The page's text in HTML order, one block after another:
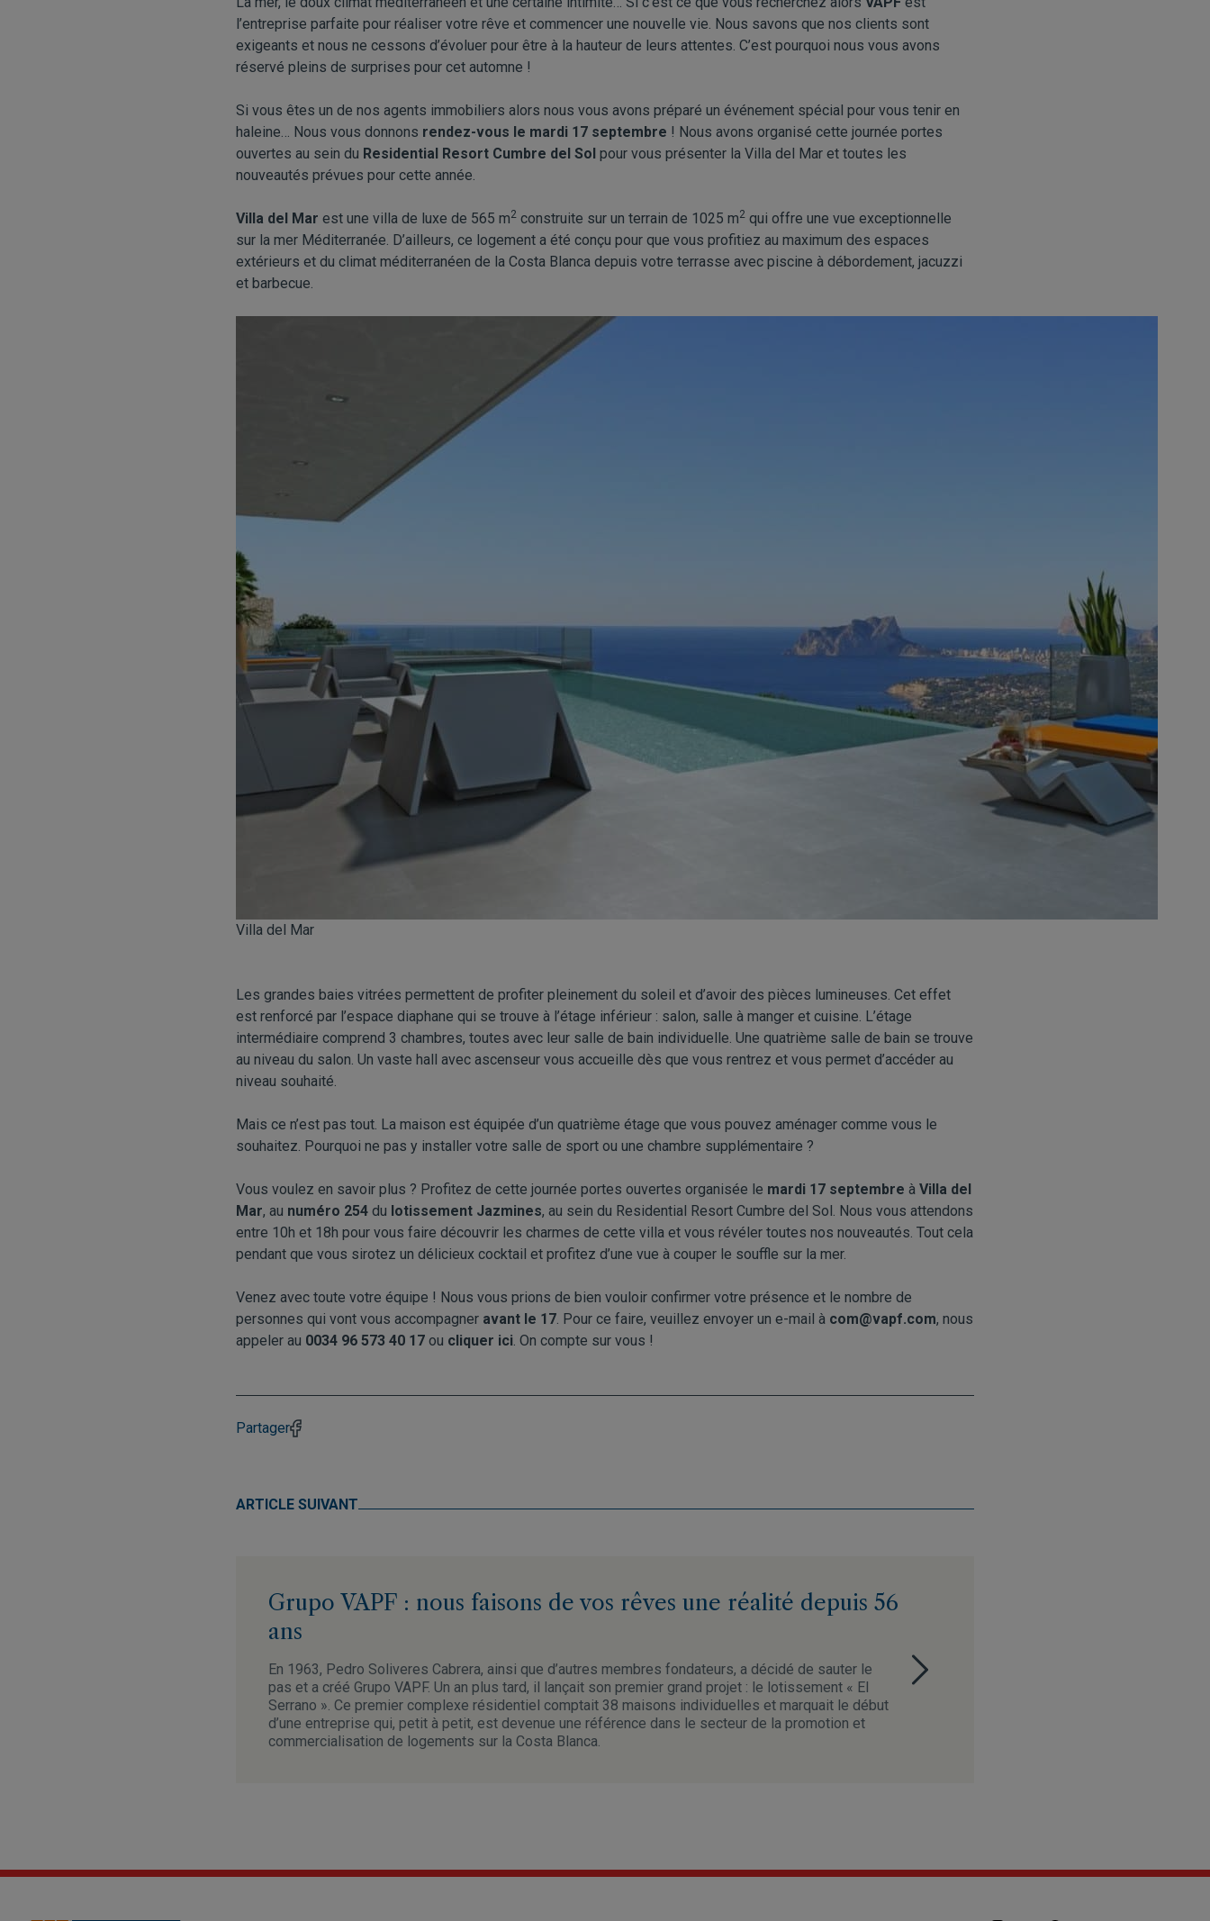
l’entreprise parfaite pour réaliser votre rêve et commencer une nouvelle vie. Nous savons que nos clients sont
exigeants et nous ne cessons d’évoluer pour être à la hauteur de leurs attentes. C’est pourquoi nous vous avons
réservé pleins de surprises pour cet automne !
Si vous êtes un de nos agents immobiliers alors nous vous avons préparé un événement spécial pour vous tenir en
haleine… Nous vous donnons rendez-vous le mardi 17 septembre ! Nous avons organisé cette journée portes
ouvertes au sein du Residential Resort Cumbre del Sol pour vous présenter la Villa del Mar et toutes les
nouveautés prévues pour cette année.
Villa del Mar est une villa de luxe de 565 m2 construite sur un terrain de 1025 m2 qui offre une vue exceptionnelle
sur la mer Méditerranée. D’ailleurs, ce logement a été conçu pour que vous profitiez au maximum des espaces
extérieurs et du climat méditerranéen de la Costa Blanca depuis votre terrasse avec piscine à débordement, jacuzzi
et barbecue.
Villa del Mar
Les grandes baies vitrées permettent de profiter pleinement du soleil et d’avoir des pièces lumineuses. Cet effet
est renforcé par l’espace diaphane qui se trouve à l’étage inférieur : salon, salle à manger et cuisine. L’étage
intermédiaire comprend 3 chambres, toutes avec leur salle de bain individuelle. Une quatrième salle de bain se trouve
au niveau du salon. Un vaste hall avec ascenseur vous accueille dès que vous rentrez et vous permet d’accéder au
niveau souhaité.
Mais ce n’est pas tout. La maison est équipée d’un quatrième étage que vous pouvez aménager comme vous le
souhaitez. Pourquoi ne pas y installer votre salle de sport ou une chambre supplémentaire ?
Vous voulez en savoir plus ? Profitez de cette journée portes ouvertes organisée le mardi 17 septembre à Villa del
Mar, au numéro 254 du lotissement Jazmines, au sein du Residential Resort Cumbre del Sol. Nous vous attendons
entre 10h et 18h pour vous faire découvrir les charmes de cette villa et vous révéler toutes nos nouveautés. Tout cela
pendant que vous sirotez un délicieux cocktail et profitez d’une vue à couper le souffle sur la mer.
Venez avec toute votre équipe ! Nous vous prions de bien vouloir confirmer votre présence et le nombre de
personnes qui vont vous accompagner avant le 17. Pour ce faire, veuillez envoyer un e-mail à com@vapf.com, nous
appeler au 0034 96 573 40 17 ou cliquer ici. On compte sur vous !
Partager
ARTICLE SUIVANT
Grupo VAPF : nous faisons de vos rêves une réalité depuis 56
ans
En 1963, Pedro Soliveres Cabrera, ainsi que d’autres membres fondateurs, a décidé de sauter le
pas et a créé Grupo VAPF. Un an plus tard, il lançait son premier grand projet : le lotissement « El
Serrano ». Ce premier complexe résidentiel comptait 38 maisons individuelles et marquait le début
d’une entreprise qui, petit à petit, est devenue une référence dans le secteur de la promotion et
commercialisation de logements sur la Costa Blanca.